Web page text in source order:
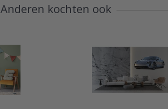
Anderen kochten ook